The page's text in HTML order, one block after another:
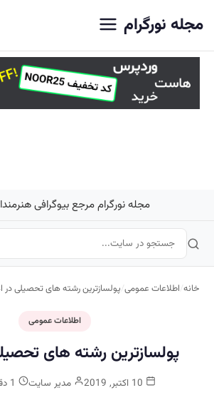
مجله نورگرام
مجله نورگرام مرجع بیوگرافی
خانه/اطلاعات عمومی/پولسازترین رشته های تحصیلی در
اطلاعات عمومی
پولسازترین رشته های
مدیر سایت